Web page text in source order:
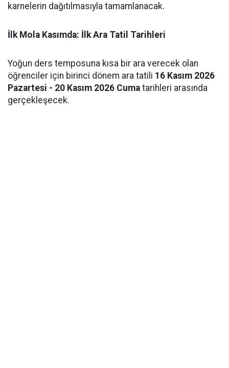
karnelerin dağıtılmasıyla tamamlanacak.
İlk Mola Kasımda: İlk Ara Tatil Tarihleri
Yoğun ders temposuna kısa bir ara verecek olan
öğrenciler için birinci dönem ara tatili 16 Kasım 2026
Pazartesi - 20 Kasım 2026 Cuma tarihleri arasında
gerçekleşecek.